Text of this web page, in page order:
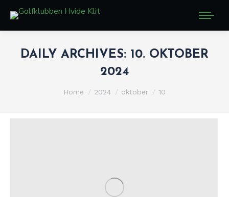
DAILY ARCHIVES: 10. OKTOBER
2024
You are here:
Home 2024 oktober 10